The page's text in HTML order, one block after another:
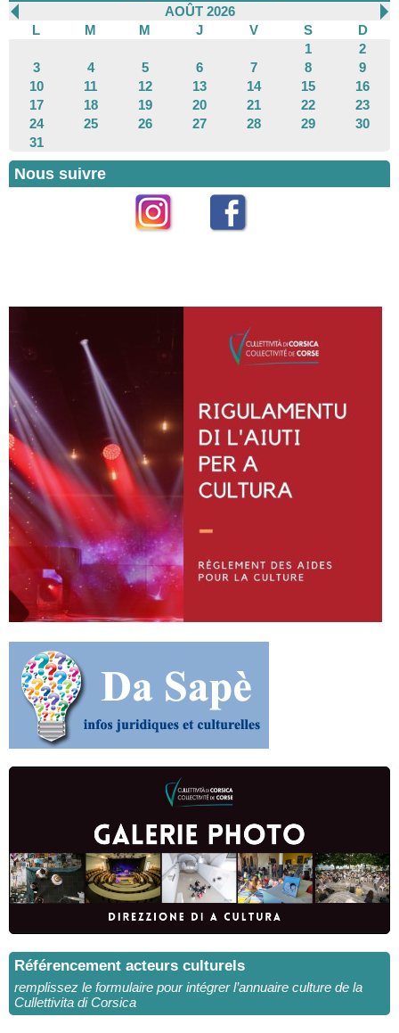
AOÛT 2026
L
M M J V S
D
1
2
3
4 5 6 7 8
9
10
11 12 13 14 15
16
17
18 19 20 21 22
23
24
25 26 27 28 29
30
31
Nous suivre
Référencement acteurs culturels
remplissez le formulaire pour intégrer l’annuaire culture de la
Cullettivita di Corsica